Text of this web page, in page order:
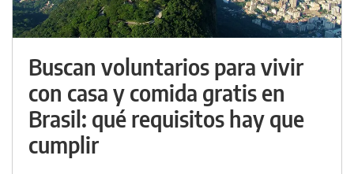
Buscan voluntarios para vivir
con casa y comida gratis en
Brasil: qué requisitos hay que
cumplir